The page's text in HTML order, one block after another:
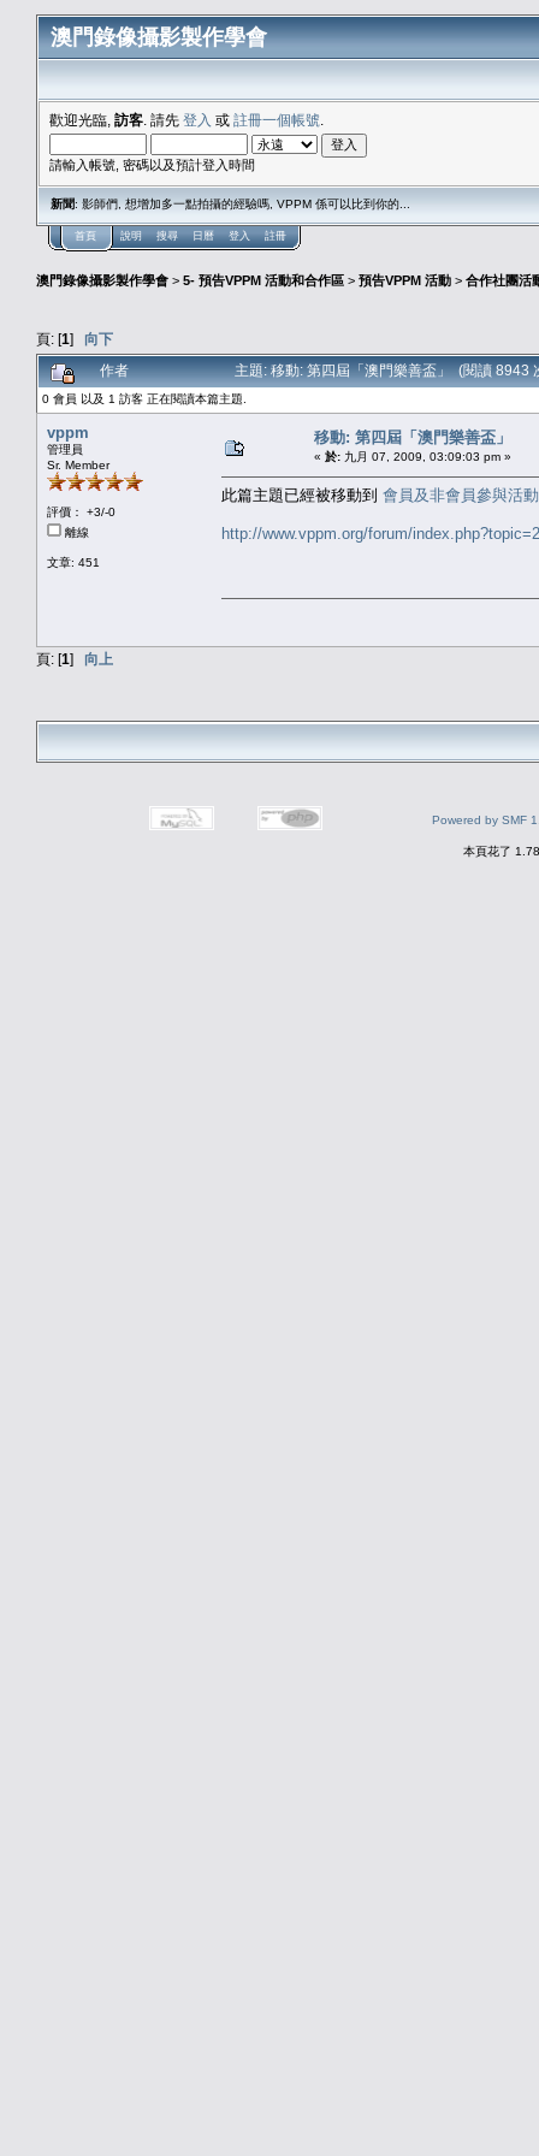
澳門錄像攝影製作學會
歡迎光臨, 訪客 . 請先 登入 或 註冊一個帳號
請輸入帳號, 密碼以及預計登入時間
新聞: 影師們, 想增加多一點拍攝的經驗嗎, VPPM 係可以比到你的...
首頁 說明 搜尋 日曆 登入 註冊
澳門錄像攝影製作學會 > 5- 預告VPPM 活動和合作區 > 預告VPPM 活動 > 合作社團活
頁: [1] 向下
作者
主題: 移動: 第四屆「澳門樂善盃」 (閱讀 8943
0 會員 以及 1 訪客 正在閱讀本篇主題.
vppm
管理員
Sr. Member
評價： +3/-0
離線
文章: 451
移動: 第四屆「澳門樂善盃」
« 於: 九月 07, 2009, 03:09:03 pm »
此篇主題已經被移動到 會員及非會員參與活
http://www.vppm.org/forum/
頁: [1] 向上
Powered by SMF
本頁花了